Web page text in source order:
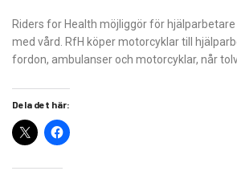
Riders for Health möjliggör för
med vård. RfH köper motorcyklar till
fordon, ambulanser och motorcyklar, når
Dela det här: